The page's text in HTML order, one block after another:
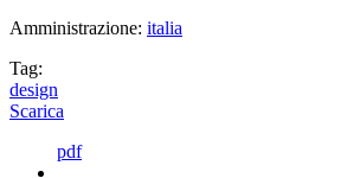
Amministrazione: italia
Tag:
design
Scarica
pdf